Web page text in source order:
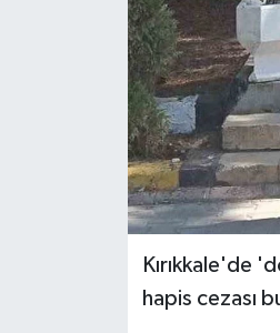
Kırıkkale'de
hapis cezası